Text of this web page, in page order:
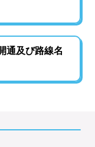
通及び路線名